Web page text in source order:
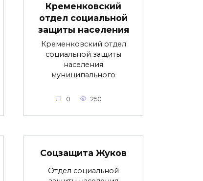
Кременковский
отдел социальной
защиты населения
Кременковский отдел
социальной защиты
населения
муниципального
0 250
Соцзащита Жуков
Отдел социальной